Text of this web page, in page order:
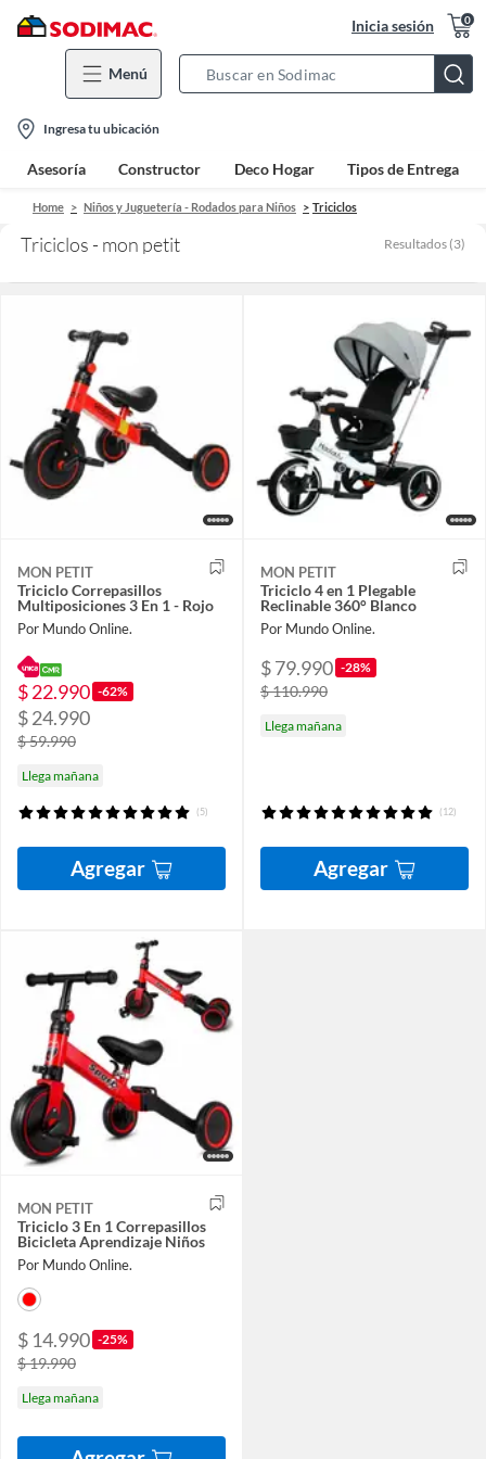
Inicia sesión 0
Menú
Bar
location-
icon
Ingresa tu ubicación
Asesoría Constructor Deco Hogar Tipos de Entrega
Home Niños y Juguetería - Rodados para Niños Triciclos
Triciclos - mon petit Resultados (3)
MON PETIT
Triciclo Correpasillos
Multiposiciones 3 En 1 - Rojo
Por Mundo Online.
$ 22.990 -62%
$ 24.990
$ 59.990
Llega mañana
(5)
Agregar
MON PETIT
Triciclo 4 en 1 Plegable
Reclinable 360° Blanco
Por Mundo Online.
$ 79.990 -28%
$ 110.990
Llega mañana
(12)
Agregar
MON PETIT
Triciclo 3 En 1 Correpasillos
Bicicleta Aprendizaje Niños
Por Mundo Online.
$ 14.990 -25%
$ 19.990
Llega mañana